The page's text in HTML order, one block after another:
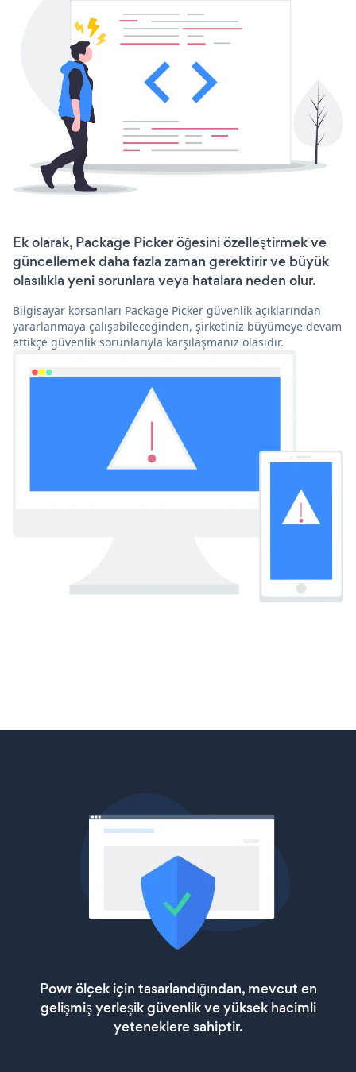
Ek olarak, Package Picker öğesini özelleştirmek ve
güncellemek daha fazla zaman gerektirir ve büyük
olasılıkla yeni sorunlara veya hatalara neden olur.
Bilgisayar korsanları Package Picker güvenlik açıklarından
yararlanmaya çalışabileceğinden, şirketiniz büyümeye devam
ettikçe güvenlik sorunlarıyla karşılaşmanız olasıdır.
Powr ölçek için tasarlandığından, mevcut en
gelişmiş yerleşik güvenlik ve yüksek hacimli
yeteneklere sahiptir.